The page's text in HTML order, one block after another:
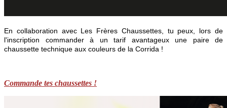
En collaboration avec Les Frères Chaussettes, tu peux, lors de
l'inscription commander à un tarif avantageux une paire de
chaussette technique aux couleurs de la Corrida !
Commande tes chaussettes !